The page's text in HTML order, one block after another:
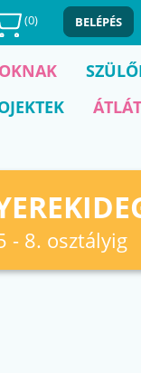
(0) BELÉPÉS
- 8. osztályig